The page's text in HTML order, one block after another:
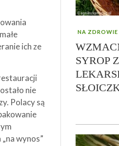
ich ze
nie
Polacy są
wynos”
NA ZDROWIE
SYROP